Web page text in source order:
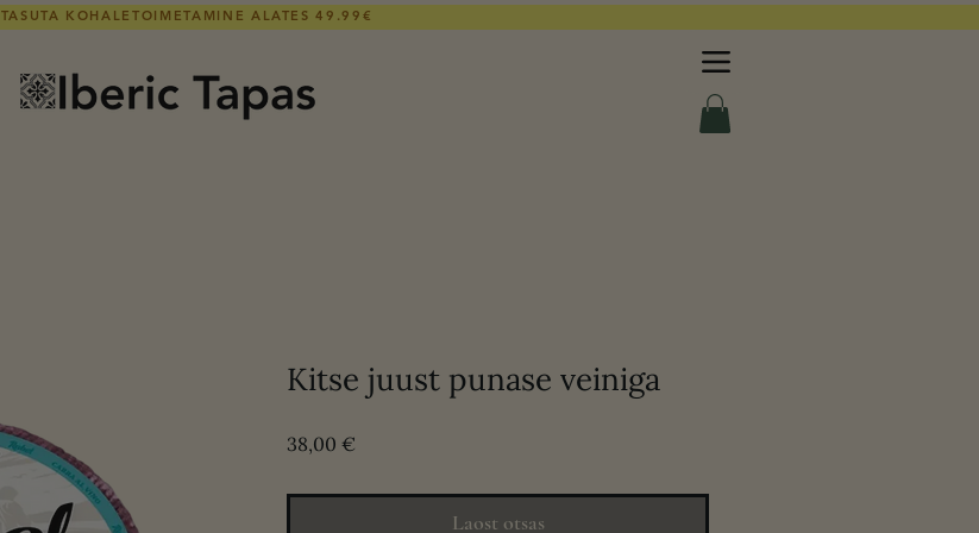
TASUTA KOHALETOIMETAMINE ALATES 49.99€
Kitse juust punase veiniga
38,00 €
Laost otsas